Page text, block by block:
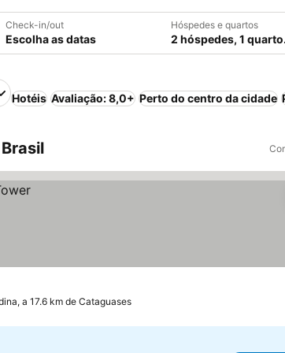
Check-in/out
Escolha as datas
Hóspedes e quartos
2 hóspedes, 1 quarto.
Hotéis Avaliação: 8,0+ Perto do centro da cidade
a 17.6 km de Cataguases